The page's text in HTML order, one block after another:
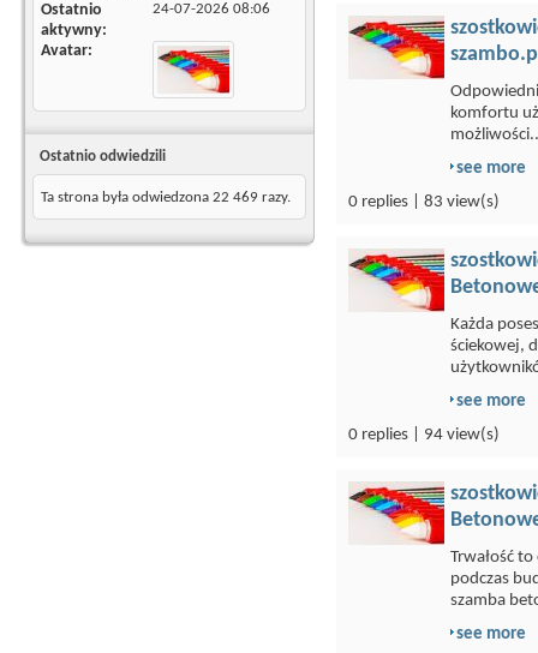
Ostatnio
aktywny
24-07-2026 08:06
Avatar
Ostatnio odwiedzili
Ta strona była odwiedzona 22 469 razy.
komfortu
see more
0 replies | 83 view(s)
Każda
ściekowej,
see more
0 replies | 94 view(s)
Trwałość
podczas
szamba
see more